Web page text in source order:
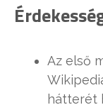
Az első
hátterét